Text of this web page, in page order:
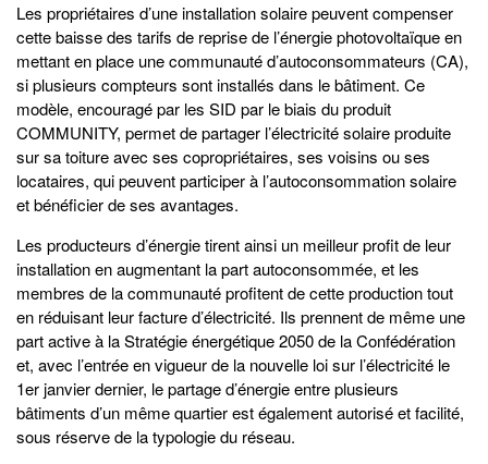
Les propriétaires d’une installation solaire peuvent compenser
cette baisse des tarifs de reprise de l’énergie photovoltaïque en
mettant en place une communauté d’autoconsommateurs (CA),
si plusieurs compteurs sont installés dans le bâtiment. Ce
modèle, encouragé par les SID par le biais du produit
COMMUNITY, permet de partager l’électricité solaire produite
sur sa toiture avec ses copropriétaires, ses voisins ou ses
locataires, qui peuvent participer à l’autoconsommation solaire
et bénéficier de ses avantages.
Les producteurs d’énergie tirent ainsi un meilleur profit de leur
installation en augmentant la part autoconsommée, et les
membres de la communauté profitent de cette production tout
en réduisant leur facture d’électricité. Ils prennent de même une
part active à la Stratégie énergétique 2050 de la Confédération
et, avec l’entrée en vigueur de la nouvelle loi sur l’électricité le
1er janvier dernier, le partage d’énergie entre plusieurs
bâtiments d’un même quartier est également autorisé et facilité,
sous réserve de la typologie du réseau.